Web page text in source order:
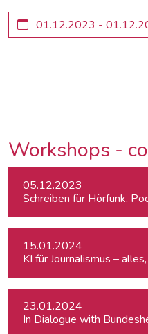
Workshops -
05.12.2023
Schreiben für Hörfunk,
15.01.2024
KI für Journalismus –
23.01.2024
In Dialogue with